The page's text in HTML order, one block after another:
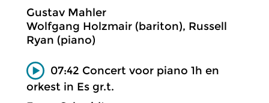
Gustav Mahler
Wolfgang Holzmair (bariton), Russell
Ryan (piano)
07:42 Concert voor piano 1h en
orkest in Es gr.t.